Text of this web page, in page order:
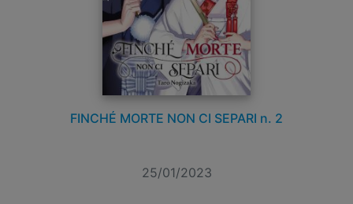
FINCHÉ MORTE NON CI SEPARI n. 2
25/01/2023